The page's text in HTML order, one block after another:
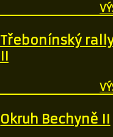
Třebonínský
II
Okruh Bechyně II